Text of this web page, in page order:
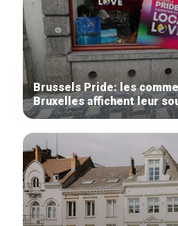
Brussels Pride: les
Bruxelles affichent leur